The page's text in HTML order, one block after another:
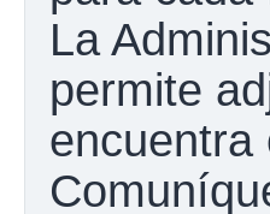
La
permite
encuentra